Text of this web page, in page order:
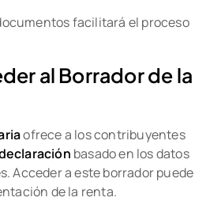
facilitará el proceso
al Borrador de la
ofrece a los contribuyentes
basado en los datos
Acceder a este borrador puede
de la renta.